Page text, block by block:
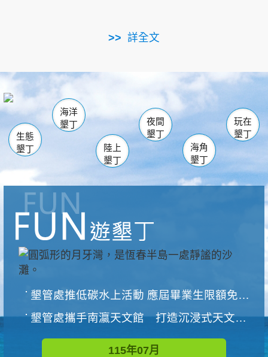
詳全文
南仁湖
海生館
恆春 佳樂水
龍鑾潭自然中心 森林遊樂區
瓊麻館
關山 墾管處遊客中心
社頂公園 風吹沙
船帆石
白砂 龍磐公園
香蕉灣
砂島
鵝鑾鼻
生態
墾丁
海洋
墾丁
陸上
墾丁
夜間
墾丁
海角
墾丁
玩在
墾丁
墾管處推低碳水上活動 應屆畢業生限額免費參加
墾管處攜手南瀛天文館 打造沉浸式天文探索營隊
115年07月